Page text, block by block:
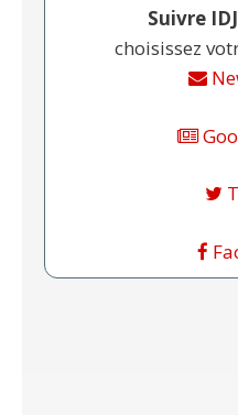
Suivre
choisissez